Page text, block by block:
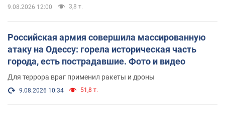
9.08.2026 12:00 3,8 т.
Российская армия совершила массированную
атаку на Одессу: горела историческая часть
города, есть пострадавшие. Фото и видео
Для террора враг применил ракеты и дроны
9.08.2026 10:34 51,8 т.